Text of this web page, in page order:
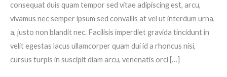
consequat duis quam tempor sed vitae adipiscing est, arcu,
vivamus nec semper ipsum sed convallis at vel ut interdum urna,
a, justo non blandit nec. Facilisis imperdiet gravida tincidunt in
velit egestas lacus ullamcorper quam dui id a rhoncus nisi,
cursus turpis in suscipit diam arcu, venenatis orci […]